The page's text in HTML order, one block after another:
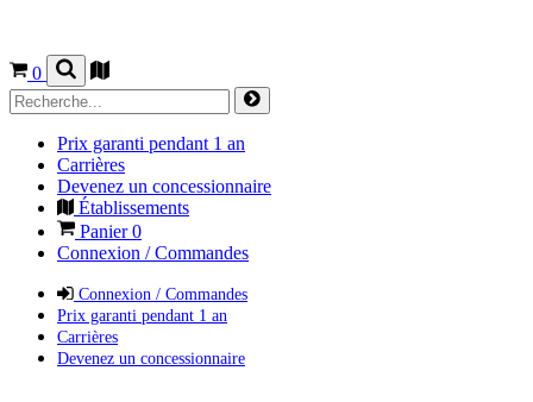
0
Prix garanti pendant 1 an
Carrières
Devenez un concessionnaire
Établissements
Panier0
Connexion / Commandes
Connexion / Commandes
Prix garanti pendant 1 an
Carrières
Devenez un concessionnaire